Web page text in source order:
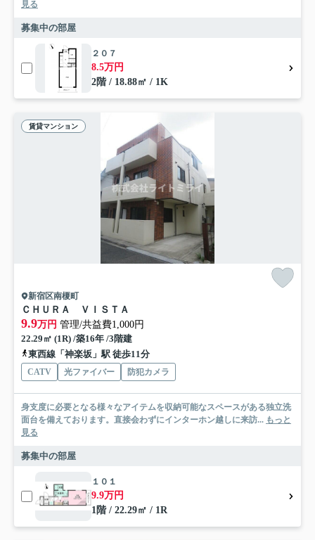
見る
募集中の部屋
２０７
8.5万円
2階 / 18.88㎡ / 1K
賃貸マンション
新宿区南榎町
ＣＨＵＲＡ ＶＩＳＴＡ
9.9万円 管理/共益費1,000円
22.29㎡ (1R) /築16年 /3階建
東西線「神楽坂」駅 徒歩11分
CATV 光ファイバー 防犯カメラ
身支度に必要となる様々なアイテムを収納可能なスペースがある独立洗
面台を備えております。直接会わずにインターホン越しに来訪... もっと
見る
募集中の部屋
１０１
9.9万円
1階 / 22.29㎡ / 1R